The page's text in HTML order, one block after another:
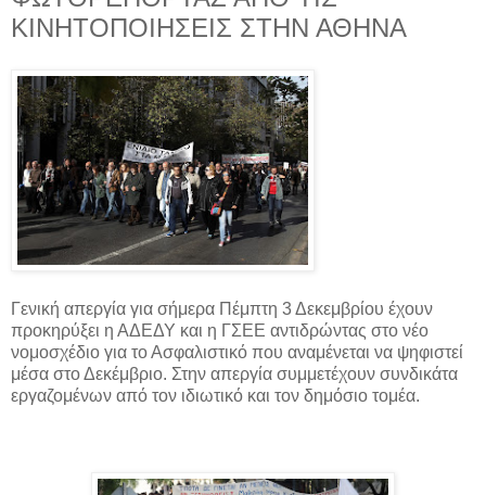
ΚΙΝΗΤΟΠΟΙΗΣΕΙΣ ΣΤΗΝ ΑΘΗΝΑ
Γενική απεργία για σήμερα Πέμπτη 3 Δεκεμβρίου έχουν
προκηρύξει η ΑΔΕΔΥ και η ΓΣΕΕ αντιδρώντας στο νέο
νομοσχέδιο για το Ασφαλιστικό που αναμένεται να ψηφιστεί
μέσα στο Δεκέμβριο. Στην απεργία συμμετέχουν συνδικάτα
εργαζομένων από τον ιδιωτικό και τον δημόσιο τομέα.